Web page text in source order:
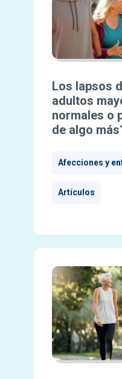
Los lapsos
adultos
normales o
de algo
Afecciones y
Artículos